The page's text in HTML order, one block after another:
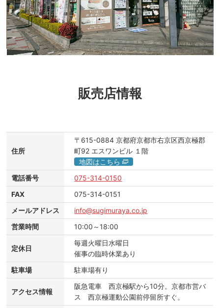
販売店情報
住所
〒615-0884 京都府京都市右京区西京極郡
町92 エスワンビル １階
地図はこちら
電話番号
075-314-0150
FAX
075-314-0151
メールアドレス
info@sugimuraya.co.jp
営業時間
10:00～18:00
定休日
毎週火曜日水曜日
催事の臨時休業あり
駐車場
駐車場有り
アクセス情報
阪急電車 西京極駅から10分。京都市営バ
ス 西京極運動公園前停留所すぐ。